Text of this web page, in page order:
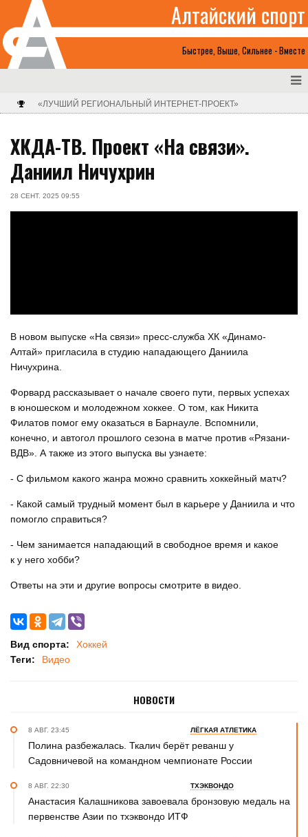
Быстрее, Выше, Сильнее - Вместе
Алтайский спорт
«ЛУЧШИЙ РЕГИОНАЛЬНЫЙ ИНТЕРНЕТ-ПРОЕКТ»
ХКДА-ТВ. Проект «На связи».
Даниил Ничухрин
28 СЕНТ. 2025 09:55
В новом выпуске «На связи» пресс-служба ХК «Динамо-
Алтай» пригласила в студию нападающего Даниила
Ничухрина.
Форвард рассказывает о начале своего пути, первых успехах
в юношеском и молодежном хоккее. О том, как Никита
Филатов помог ему оказаться в Барнауле. Вспомнили,
конечно, и автогол прошлого сезона в матче против «Рязани-
ВДВ». А также из этого выпуска вы узнаете:
- С фильмом какого жанра можно сравнить хоккейный матч?
- Какой самый трудный момент был в карьере у Даниила и что
помогло справиться?
- Чем занимается нападающий в свободное время и какое
к у него хобби?
Ответы на эти и другие вопросы смотрите в видео.
Вид спорта:
Хоккей
Теги:
Видео
НОВОСТИ
8 АВГ. 23:45 ЛЁГКАЯ АТЛЕТИКА
Полина разбежалась. Ткалич берёт реванш у
Садовничевой на командном чемпионате России
8 АВГ. 22:30 ТХЭКВОНДО
Анастасия Калашникова завоевала бронзовую медаль на
первенстве Азии по тхэквондо ИТФ